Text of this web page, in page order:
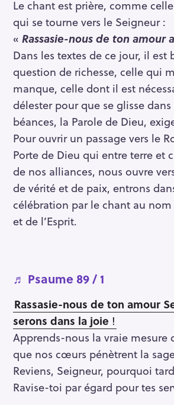
Le chant est prière, comme
qui se tourne vers le Seigneur :
« Rassasie-nous de ton amour
Dans les textes de ce jour, il est
question de richesse, celle qui
manque, celle dont il est
délester pour que se glisse
béances, la Parole de Dieu,
Pour ouvrir un passage vers le
Porte de Dieu qui entre terre et
de nos alliances, nous ouvre
de vérité et de paix, entrons
célébration par le chant au nom
et de l’Esprit.
♬ Psaume 89 / 1
Rassasie-nous de ton amour
serons dans la joie !
Apprends-nous la vraie mesure
que nos cœurs pénètrent la
Reviens, Seigneur, pourquoi
Ravise-toi par égard pour tes